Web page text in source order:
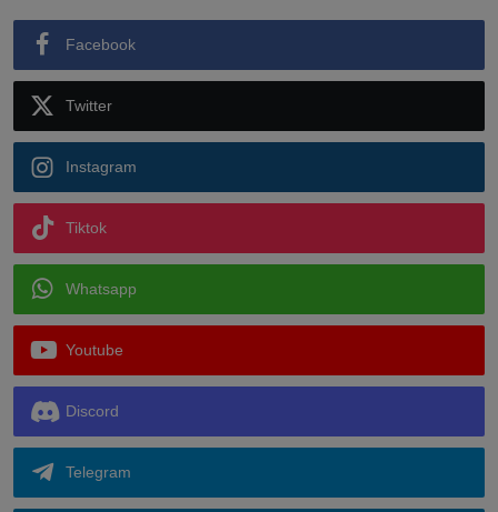
Facebook
Twitter
Instagram
Tiktok
Whatsapp
Youtube
Discord
Telegram